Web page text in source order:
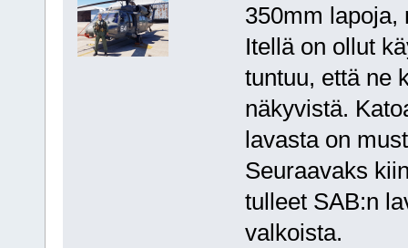
350mm lapoja,
Itellä on ollut
tuntuu, että ne
näkyvistä.
lavasta on
Seuraavaks
tulleet SAB:n
valkoista.